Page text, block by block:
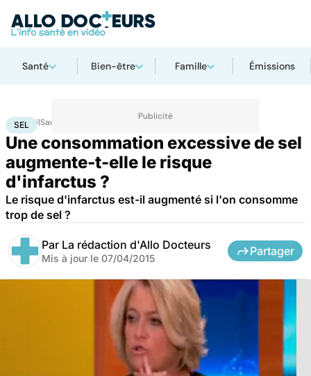
Santé Bien-être Famille Émissions
AccueilSanté
SEL
Une consommation excessive de sel
augmente-t-elle le risque
d'infarctus ?
Le risque d'infarctus est-il augmenté si l'on consomme
trop de sel ?
Par La rédaction d'Allo Docteurs
Mis à jour le 07/04/2015
Partager